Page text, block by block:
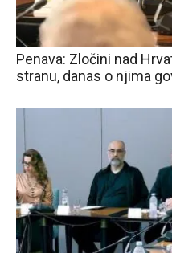
Penava: Zločini nad
stranu, danas o njima